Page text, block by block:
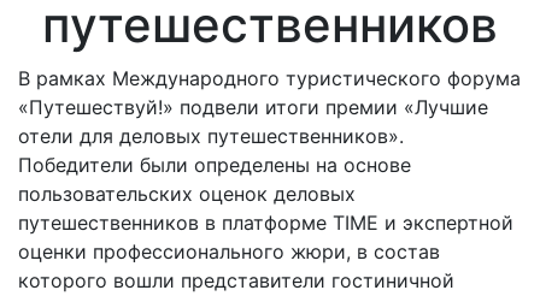
путешественников
В рамках Международного туристического форума
«Путешествуй!» подвели итоги премии «Лучшие
отели для деловых путешественников».
Победители были определены на основе
пользовательских оценок деловых
путешественников в платформе TIME и экспертной
оценки профессионального жюри, в состав
которого вошли представители гостиничной